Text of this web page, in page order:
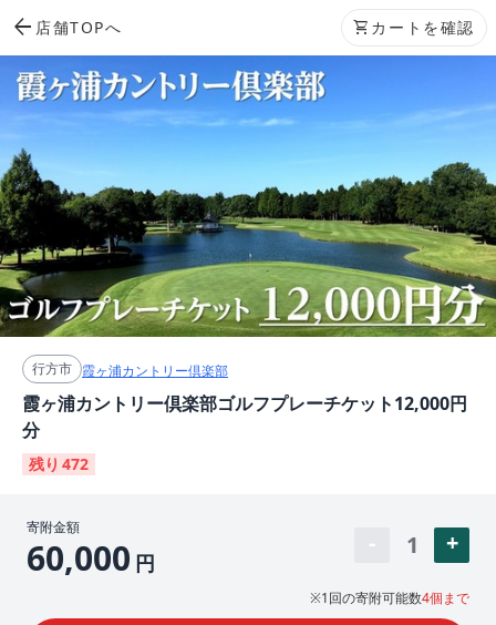
arrow_back 店舗TOPへ shopping_cart カートを確認
行方市 霞ヶ浦カントリー倶楽部
霞ヶ浦カントリー倶楽部ゴルフプレーチケット12,000円
分
残り 472
寄附金額
60,000 円
1
※1回の寄附可能数4個まで